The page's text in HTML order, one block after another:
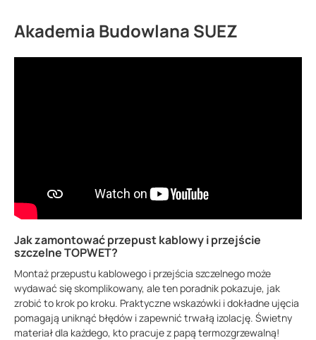
Akademia Budowlana SUEZ
Jak zamontować przepust kablowy i przejście
szczelne TOPWET?
Montaż przepustu kablowego i przejścia szczelnego może
wydawać się skomplikowany, ale ten poradnik pokazuje, jak
zrobić to krok po kroku. Praktyczne wskazówki i dokładne ujęcia
pomagają uniknąć błędów i zapewnić trwałą izolację. Świetny
materiał dla każdego, kto pracuje z papą termozgrzewalną!